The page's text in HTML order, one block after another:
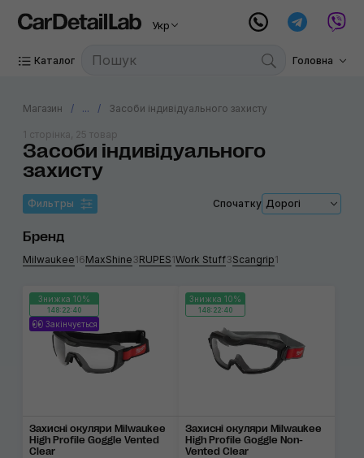
Укр
Каталог Головна
Магазин ... Засоби індивідуального захисту
Засоби індивідуального
захисту
1 сторінка, 25 товар
Фильтры Спочатку Дорогі
Бренд
Milwaukee16MaxShine3RUPES1Work Stuff3Scangrip1
Знижка 10%
148:22:40
Закінчується
Захисні окуляри Milwaukee
High Profile Goggle Vented
Clear
Знижка 10%
148:22:40
Захисні окуляри Milwaukee
High Profile Goggle Non-
Vented Clear